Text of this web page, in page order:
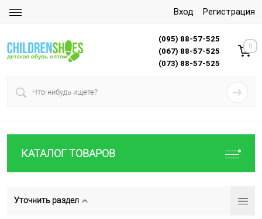
Вход Регистрация
(095) 88-57-525
(067) 88-57-525
(073) 88-57-525
0
КАТАЛОГ ТОВАРОВ
Уточнить раздел